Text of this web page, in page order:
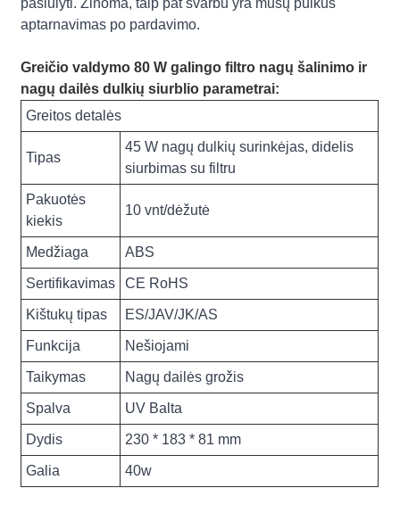
pasiūlyti. Žinoma, taip pat svarbu yra mūsų puikus
aptarnavimas po pardavimo.
Greičio valdymo 80 W galingo filtro nagų šalinimo ir
nagų dailės dulkių siurblio parametrai:
Greitos detalės
Tipas
45 W nagų dulkių surinkėjas, didelis
siurbimas su filtru
Pakuotės
kiekis
10 vnt/dėžutė
Medžiaga ABS
Sertifikavimas CE RoHS
Kištukų tipas ES/JAV/JK/AS
Funkcija Nešiojami
Taikymas Nagų dailės grožis
Spalva UV Balta
Dydis 230 * 183 * 81 mm
Galia 40w